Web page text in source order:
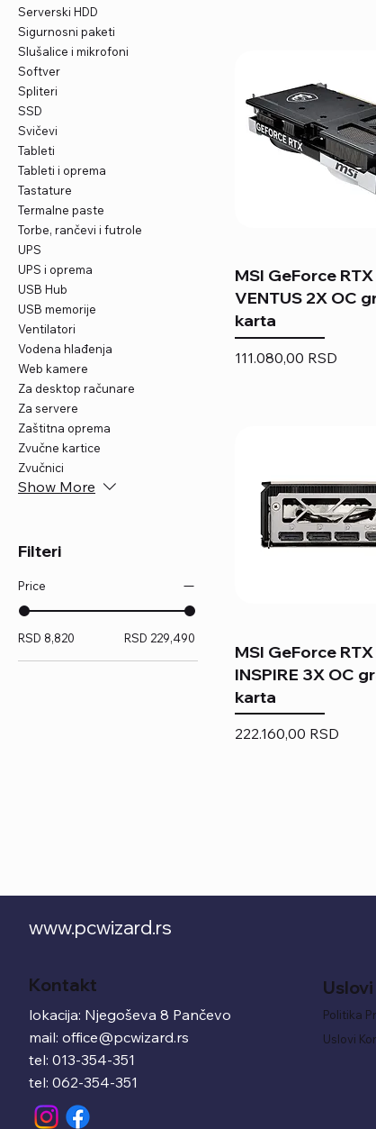
Serverski HDD
Sigurnosni paketi
Slušalice i mikrofoni
Softver
Spliteri
SSD
Svičevi
Tableti
Tableti i oprema
Tastature
Termalne paste
Torbe, rančevi i futrole
UPS
UPS i oprema
USB Hub
USB memorije
Ventilatori
Vodena hlađenja
Web kamere
Za desktop računare
Za servere
Zaštitna oprema
Zvučne kartice
Zvučnici
Show More
Filteri
Price
RSD 8,820 RSD 229,490
MSI GeForce
VENTUS 2X OC
karta
Price
111.080,00 RSD
MSI GeForce
INSPIRE 3X OC
karta
Price
222.160,00 RSD
www.pcwizard.rs
Kontakt
lokacija: Njegoševa 8 Pančevo
mail: office@pcwizard.rs
tel: 013-354-351
tel: 062-354-351
Politika
Uslovi